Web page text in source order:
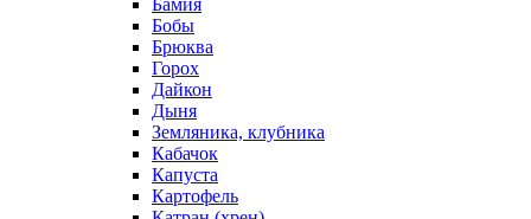
Бамия
Бобы
Брюква
Горох
Дайкон
Дыня
Земляника, клубника
Кабачок
Капуста
Картофель